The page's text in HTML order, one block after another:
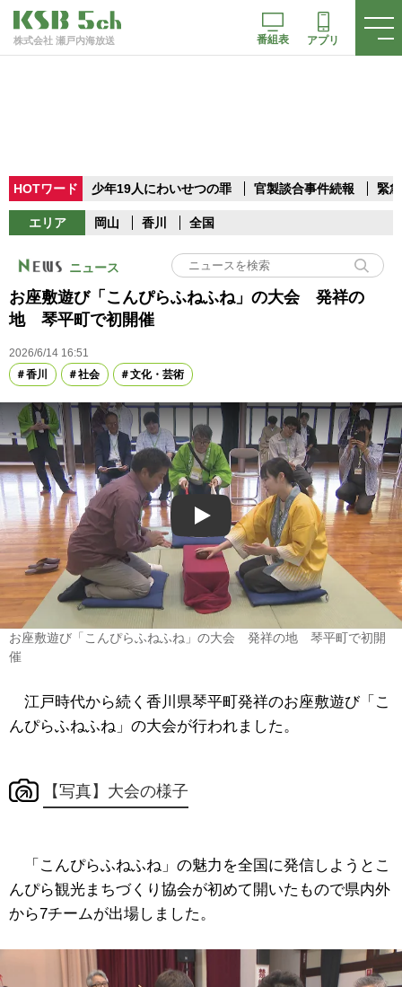
株式会社 瀬戸内海放送 番組表 アプリ
HOTワード 少年19人にわいせつの罪 官製談合事件続報 緊
エリア 岡山 香川 全国
ニュース
お座敷遊び「こんぴらふねふね」の大会 発祥の
地 琴平町で初開催
2026/6/14 16:51
香川
社会 文化・芸術
Play
お座敷遊び「こんぴらふねふね」の大会 発祥の地 琴平町で初開
催
江戸時代から続く香川県琴平町発祥のお座敷遊び「こ
んぴらふねふね」の大会が行われました。
【写真】大会の様子
「こんぴらふねふね」の魅力を全国に発信しようとこ
んぴら観光まちづくり協会が初めて開いたもので県内外
から7チームが出場しました。